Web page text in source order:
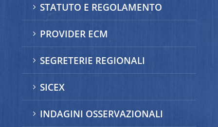
5 STATUTO E REGOLAMENTO
5 PROVIDER ECM
5 SEGRETERIE REGIONALI
5 SICEX
5 INDAGINI OSSERVAZIONALI